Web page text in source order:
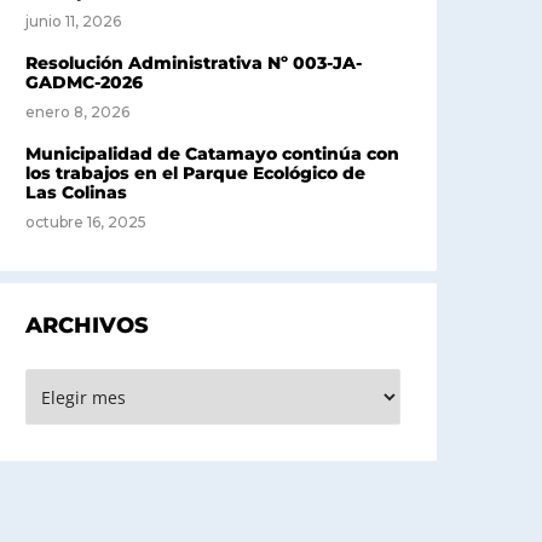
junio 11, 2026
Resolución Administrativa Nº 003-JA-
GADMC-2026
enero 8, 2026
Municipalidad de Catamayo continúa con
los trabajos en el Parque Ecológico de
Las Colinas
octubre 16, 2025
ARCHIVOS